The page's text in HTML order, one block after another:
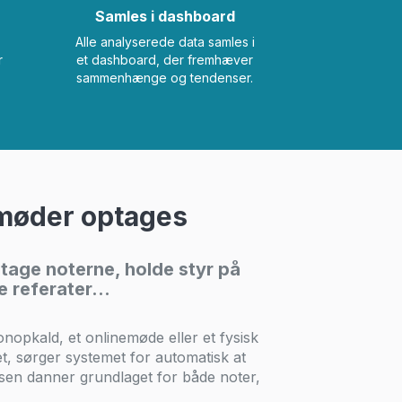
Samles i dashboard
Alle analyserede data samles i
et dashboard, der fremhæver
sammenhænge og tendenser.
optages
noterne, holde styr på
referater…
et onlinemøde eller et fysisk
sørger systemet for automatisk at
danner grundlaget for både noter,